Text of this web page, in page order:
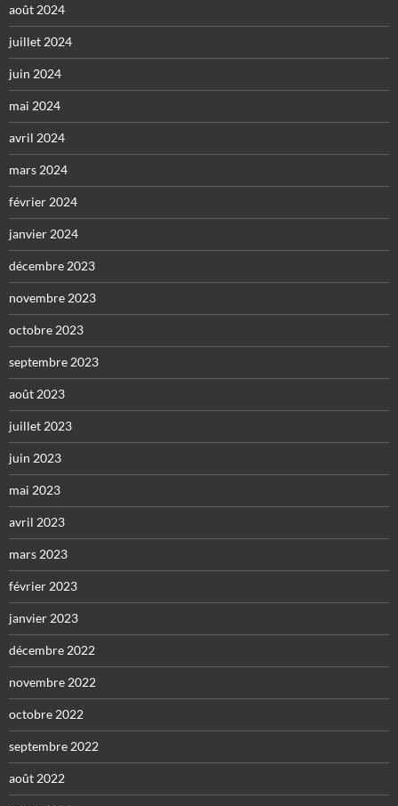
août 2024
juillet 2024
juin 2024
mai 2024
avril 2024
mars 2024
février 2024
janvier 2024
décembre 2023
novembre 2023
octobre 2023
septembre 2023
août 2023
juillet 2023
juin 2023
mai 2023
avril 2023
mars 2023
février 2023
janvier 2023
décembre 2022
novembre 2022
octobre 2022
septembre 2022
août 2022